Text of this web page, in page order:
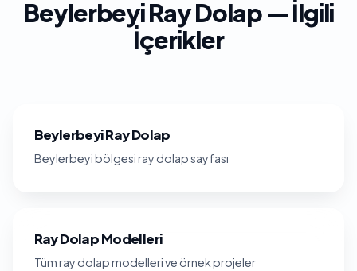
Beylerbeyi Ray Dolap — İlgili
İçerikler
Beylerbeyi Ray Dolap
Beylerbeyi bölgesi ray dolap sayfası
Ray Dolap Modelleri
Tüm ray dolap modelleri ve örnek projeler